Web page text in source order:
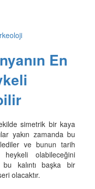
En
simetrik bir kaya
yakın zamanda bu
ve bunun tarih
olabileceğini
kalıntı başka bir
olacaktır.